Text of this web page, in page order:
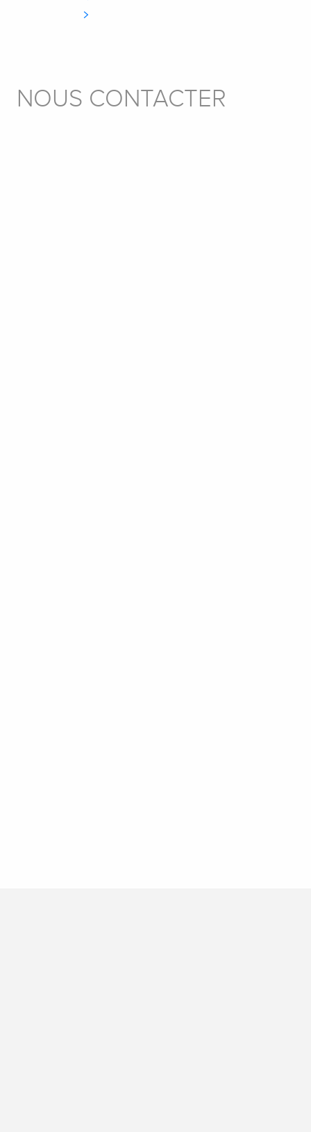
NOUS CONTACTER